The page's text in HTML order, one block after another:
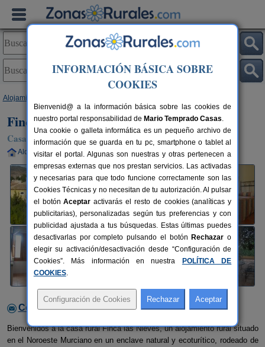
Alojamientos
Finca Las Nieves
Casa Rural en Cehegín (Murcia)
Alquiler completo 9+3 plazas 70 km de Murcia
Contactar con el alojamiento
Bienvenidos a la casa rural Finca las Nieves, un alojamiento rural situado
en el Noroeste Murciano en un enclave natural y ecoturítico, rodeado de
INFORMACIÓN BÁSICA SOBRE
COOKIES
Bienvenid@ a la información básica sobre las cookies de
nuestro portal responsabilidad de Mario Temprado Casas.
Una cookie o galleta informática es un pequeño archivo de
información que se guarda en tu pc, smartphone o tablet al
visitar el portal. Algunas son nuestras y otras pertenecen a
empresas externas que nos prestan servicios. Las activadas
y necesarias para que todo funcione correctamente son las
Cookies Técnicas y no necesitan de tu autorización. Al pulsar
el botónAceptar activarás el resto de cookies (analíticas y
publicitarias), personalizadas según tus preferencias y con
publicidad ajustada a tus búsquedas. Estas últimas puedes
desactivarlas por completo pulsando el botón Rechazar o
elegir su activación/desactivación desde “Configuración de
Cookies”. Más información en nuestra
POLÍTICA DE
COOKIES.